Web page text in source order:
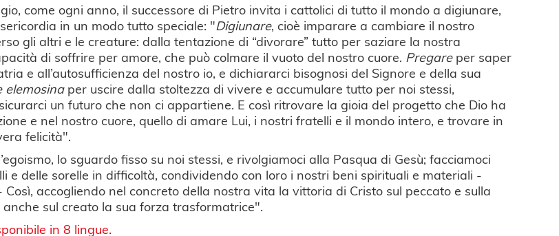
come ogni anno, il successore di Pietro invita i cattolici di tutto il mondo a digiunare,
in un modo tutto speciale: "Digiunare, cioè imparare a cambiare il nostro
gli altri e le creature: dalla tentazione di “divorare” tutto per saziare la nostra
di soffrire per amore, che può colmare il vuoto del nostro cuore. Pregareper saper
e all’autosufficienza del nostro io, e dichiararci bisognosi del Signore e della sua
elemosina per uscire dalla stoltezza di vivere e accumulare tutto per noi stessi,
un futuro che non ci appartiene. E così ritrovare la gioia del progetto che Dio ha
e nel nostro cuore, quello di amare Lui, i nostri fratelli e il mondo intero, e trovare in
felicità".
lo sguardo fisso su noi stessi, e rivolgiamoci alla Pasqua di Gesù; facciamoci
e delle sorelle in difficoltà, condividendo con loro i nostri beni spirituali e materiali -
Così, accogliendo nel concreto della nostra vita la vittoria di Cristo sul peccato e sulla
sul creato la sua forza trasformatrice".
in 8 lingue.